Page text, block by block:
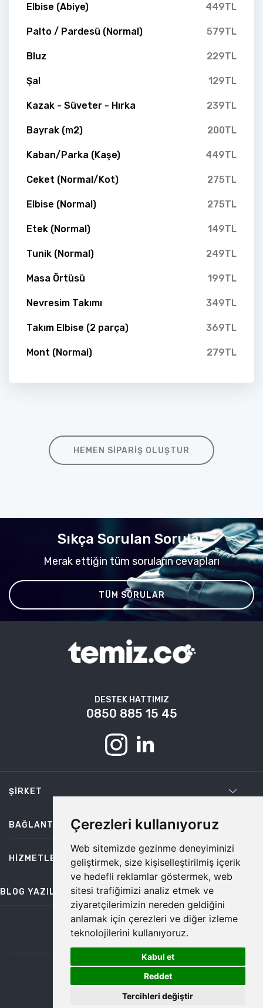
Çerezleri kullanıyoruz
Web sitemizde gezinme deneyiminizi
geliştirmek, size kişiselleştirilmiş içerik
ve hedefli reklamlar göstermek, web
sitesi trafiğimizi analiz etmek ve
ziyaretçilerimizin nereden geldiğini
anlamak için çerezleri ve diğer izleme
teknolojilerini kullanıyoruz.
Kabul et
Reddet
Tercihleri değiştir
Elbise (Abiye) 449TL
Palto / Pardesü (Normal) 579TL
Bluz 229TL
Şal 129TL
Kazak - Süveter - Hırka 239TL
Bayrak (m2) 200TL
Kaban/Parka (Kaşe) 449TL
Ceket (Normal/Kot) 275TL
Elbise (Normal) 275TL
Etek (Normal) 149TL
Tunik (Normal) 249TL
Masa Örtüsü 199TL
Nevresim Takımı 349TL
Takım Elbise (2 parça) 369TL
Mont (Normal) 279TL
HEMEN SIPARIŞ OLUŞTUR
Sıkça Sorulan Sorular
Merak ettiğin tüm soruların cevapları
TÜM SORULAR
DESTEK HATTIMIZ
0850 885 15 45
ŞIRKET
BAĞLANTILAR
HIZMETLER
BLOG YAZILARI
bilgi@temiz.co
©2026 Temiz, Her Hakkı Saklıdır.